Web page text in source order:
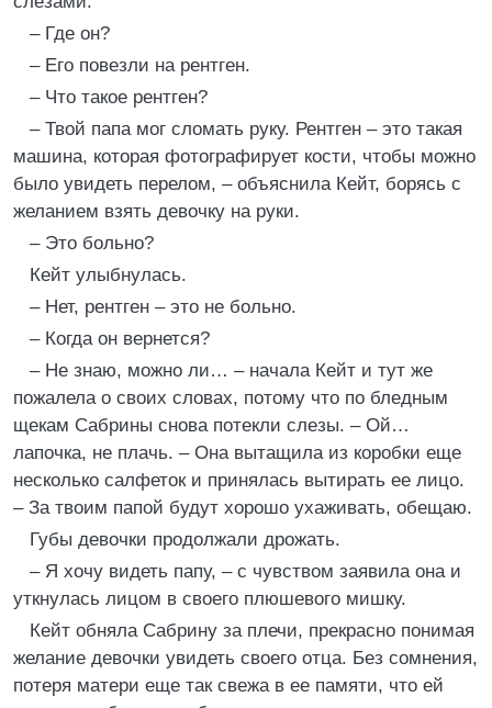
– Где он?
– Его повезли на рентген.
– Что такое рентген?
– Твой папа мог сломать руку. Рентген – это такая
машина, которая фотографирует кости, чтобы можно
было увидеть перелом, – объяснила Кейт, борясь с
желанием взять девочку на руки.
– Это больно?
Кейт улыбнулась.
– Нет, рентген – это не больно.
– Когда он вернется?
– Не знаю, можно ли… – начала Кейт и тут же
пожалела о своих словах, потому что по бледным
щекам Сабрины снова потекли слезы. – Ой…
лапочка, не плачь. – Она вытащила из коробки еще
несколько салфеток и принялась вытирать ее лицо.
– За твоим папой будут хорошо ухаживать, обещаю.
Губы девочки продолжали дрожать.
– Я хочу видеть папу, – с чувством заявила она и
уткнулась лицом в своего плюшевого мишку.
Кейт обняла Сабрину за плечи, прекрасно понимая
желание девочки увидеть своего отца. Без сомнения,
потеря матери еще так свежа в ее памяти, что ей